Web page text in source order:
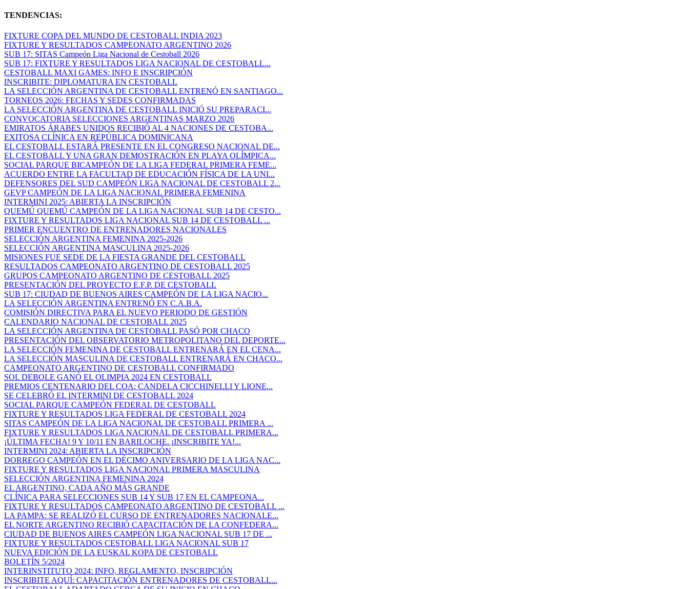
TENDENCIAS:
FIXTURE COPA DEL MUNDO DE CESTOBALL INDIA 2023
FIXTURE Y RESULTADOS CAMPEONATO ARGENTINO 2026
SUB 17: SITAS Campeón Liga Nacional de Cestoball 2026
SUB 17: FIXTURE Y RESULTADOS LIGA NACIONAL DE CESTOBALL...
CESTOBALL MAXI GAMES: INFO E INSCRIPCIÓN
INSCRIBITE: DIPLOMATURA EN CESTOBALL
LA SELECCIÓN ARGENTINA DE CESTOBALL ENTRENÓ EN SANTIAGO...
TORNEOS 2026: FECHAS Y SEDES CONFIRMADAS
LA SELECCIÓN ARGENTINA DE CESTOBALL INICIÓ SU PREPARACI...
CONVOCATORIA SELECCIONES ARGENTINAS MARZO 2026
EMIRATOS ÁRABES UNIDOS RECIBIÓ AL 4 NACIONES DE CESTOBA...
EXITOSA CLÍNICA EN REPÚBLICA DOMINICANA
EL CESTOBALL ESTARÁ PRESENTE EN EL CONGRESO NACIONAL DE...
EL CESTOBALL Y UNA GRAN DEMOSTRACIÓN EN PLAYA OLÍMPICA...
SOCIAL PARQUE BICAMPEÓN DE LA LIGA FEDERAL PRIMERA FEME...
ACUERDO ENTRE LA FACULTAD DE EDUCACIÓN FÍSICA DE LA UNI...
DEFENSORES DEL SUD CAMPEÓN LIGA NACIONAL DE CESTOBALL 2...
GEVP CAMPEÓN DE LA LIGA NACIONAL PRIMERA FEMENINA
INTERMINI 2025: ABIERTA LA INSCRIPCIÓN
QUEMÚ QUEMÚ CAMPEÓN DE LA LIGA NACIONAL SUB 14 DE CESTO...
FIXTURE Y RESULTADOS LIGA NACIONAL SUB 14 DE CESTOBALL ...
PRIMER ENCUENTRO DE ENTRENADORES NACIONALES
SELECCIÓN ARGENTINA FEMENINA 2025-2026
SELECCIÓN ARGENTINA MASCULINA 2025-2026
MISIONES FUE SEDE DE LA FIESTA GRANDE DEL CESTOBALL
RESULTADOS CAMPEONATO ARGENTINO DE CESTOBALL 2025
GRUPOS CAMPEONATO ARGENTINO DE CESTOBALL 2025
PRESENTACIÓN DEL PROYECTO E.F.P. DE CESTOBALL
SUB 17: CIUDAD DE BUENOS AIRES CAMPEÓN DE LA LIGA NACIO...
LA SELECCIÓN ARGENTINA ENTRENÓ EN C.A.B.A.
COMISIÓN DIRECTIVA PARA EL NUEVO PERIODO DE GESTIÓN
CALENDARIO NACIONAL DE CESTOBALL 2025
LA SELECCIÓN ARGENTINA DE CESTOBALL PASÓ POR CHACO
PRESENTACIÓN DEL OBSERVATORIO METROPOLITANO DEL DEPORTE...
LA SELECCIÓN FEMENINA DE CESTOBALL ENTRENARÁ EN EL CENA...
LA SELECCIÓN MASCULINA DE CESTOBALL ENTRENARÁ EN CHACO...
CAMPEONATO ARGENTINO DE CESTOBALL CONFIRMADO
SOL DEBOLE GANÓ EL OLIMPIA 2024 EN CESTOBALL
PREMIOS CENTENARIO DEL COA: CANDELA CICCHINELLI Y LIONE...
SE CELEBRÓ EL INTERMINI DE CESTOBALL 2024
SOCIAL PARQUE CAMPEÓN FEDERAL DE CESTOBALL
FIXTURE Y RESULTADOS LIGA FEDERAL DE CESTOBALL 2024
SITAS CAMPEÓN DE LA LIGA NACIONAL DE CESTOBALL PRIMERA ...
FIXTURE Y RESULTADOS LIGA NACIONAL DE CESTOBALL PRIMERA...
¡ÚLTIMA FECHA! 9 Y 10/11 EN BARILOCHE. ¡INSCRIBITE YA!...
INTERMINI 2024: ABIERTA LA INSCRIPCIÓN
DORREGO CAMPEÓN EN EL DÉCIMO ANIVERSARIO DE LA LIGA NAC...
FIXTURE Y RESULTADOS LIGA NACIONAL PRIMERA MASCULINA
SELECCIÓN ARGENTINA FEMENINA 2024
EL ARGENTINO, CADA AÑO MÁS GRANDE
CLÍNICA PARA SELECCIONES SUB 14 Y SUB 17 EN EL CAMPEONA...
FIXTURE Y RESULTADOS CAMPEONATO ARGENTINO DE CESTOBALL ...
LA PAMPA: SE REALIZÓ EL CURSO DE ENTRENADORES NACIONALE...
EL NORTE ARGENTINO RECIBIÓ CAPACITACIÓN DE LA CONFEDERA...
CIUDAD DE BUENOS AIRES CAMPEÓN LIGA NACIONAL SUB 17 DE ...
FIXTURE Y RESULTADOS CESTOBALL LIGA NACIONAL SUB 17
NUEVA EDICIÓN DE LA EUSKAL KOPA DE CESTOBALL
BOLETÍN 5/2024
INTERINSTITUTO 2024: INFO, REGLAMENTO, INSCRIPCIÓN
INSCRIBITE AQUÍ: CAPACITACIÓN ENTRENADORES DE CESTOBALL...